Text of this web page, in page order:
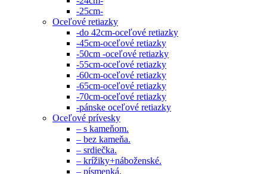
-25cm-
Oceľové retiazky
-do 42cm-oceľové retiazky
-45cm-oceľové retiazky
-50cm -oceľové retiazky
-55cm-oceľové retiazky
-60cm-oceľové retiazky
-65cm-oceľové retiazky
-70cm-oceľové retiazky
-pánske oceľové retiazky
Oceľové prívesky
– s kameňom.
– bez kameňa.
– srdiečka.
– krížiky+náboženské.
– písmenká.